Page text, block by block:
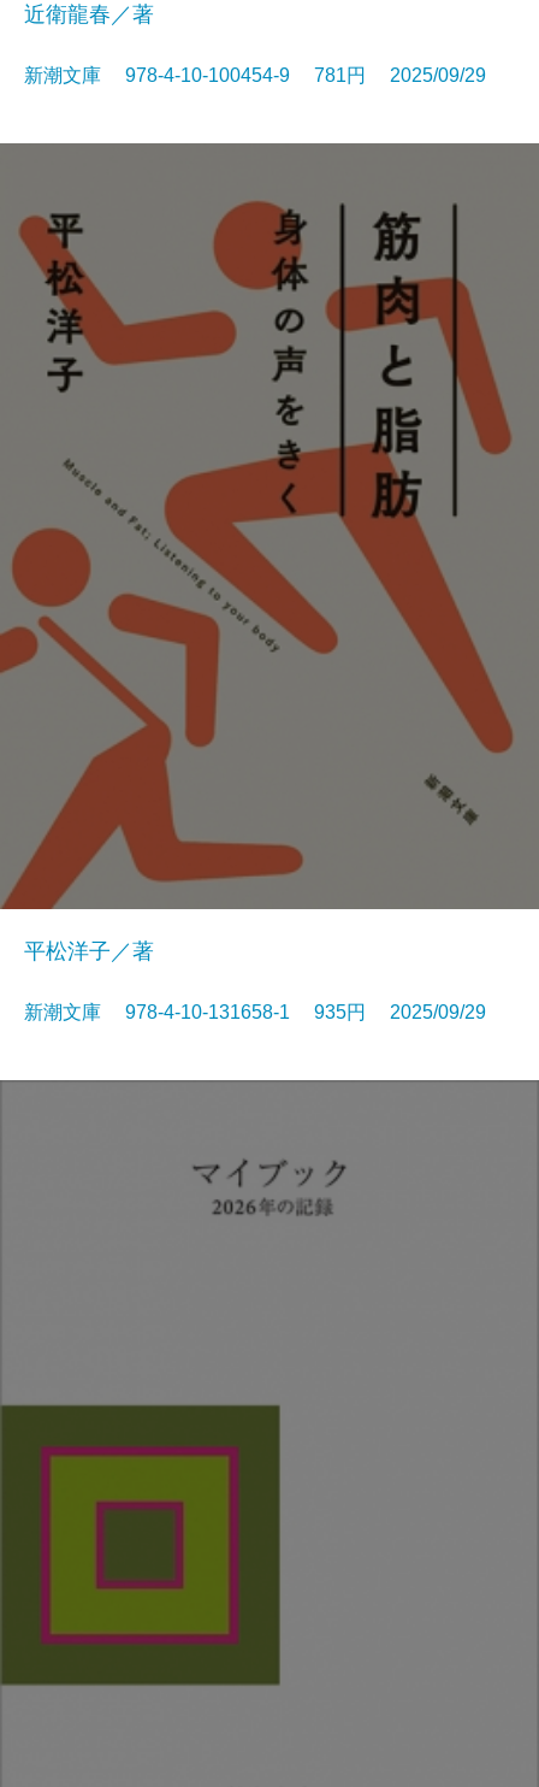
近衛龍春／著
新潮文庫 978-4-10-100454-9 781円 2025/09/29
平松洋子／著
新潮文庫 978-4-10-131658-1 935円 2025/09/29